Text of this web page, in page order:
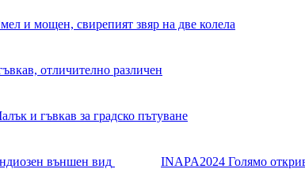
и мощен, свирепият звяр на две колела
отличително различен
и гъвкав за градско пътуване
INAPA2024 Голямо